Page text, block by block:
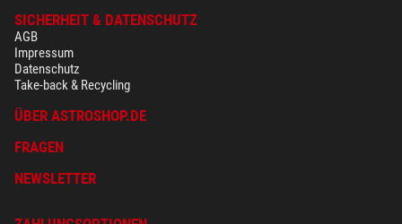
SICHERHEIT & DATENSCHUTZ
AGB
Impressum
Datenschutz
Take-back & Recycling
ÜBER ASTROSHOP.DE
FRAGEN
NEWSLETTER